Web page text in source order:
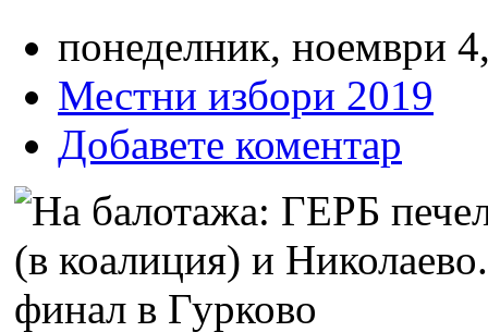
понеделник, ноември
Местни избори 2019
Добавете коментар